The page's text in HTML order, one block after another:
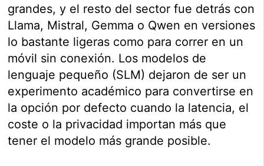
grandes, y el resto del sector fue detrás con
Llama, Mistral, Gemma o Qwen en versiones
lo bastante ligeras como para correr en un
móvil sin conexión. Los modelos de
lenguaje pequeño (SLM) dejaron de ser un
experimento académico para convertirse en
la opción por defecto cuando la latencia, el
coste o la privacidad importan más que
tener el modelo más grande posible.